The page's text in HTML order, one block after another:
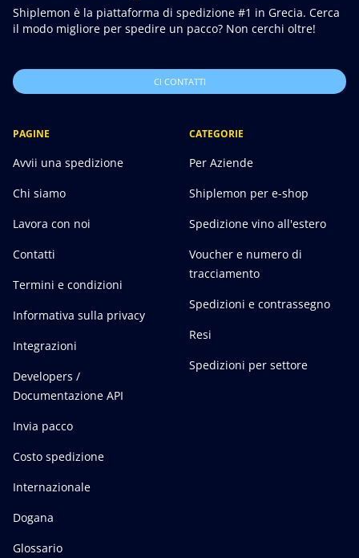
Shiplemon è la piattaforma di spedizione #1 in Grecia. Cerca
il modo migliore per spedire un pacco? Non cerchi oltre!
CI CONTATTI
PAGINE
Avvii una spedizione
Chi siamo
Lavora con noi
Contatti
Termini e condizioni
Informativa sulla privacy
Integrazioni
Developers /
Documentazione API
Invia pacco
Costo spedizione
Internazionale
Dogana
Glossario
CATEGORIE
Per Aziende
Shiplemon per e-shop
Spedizione vino all'estero
Voucher e numero di
tracciamento
Spedizioni e contrassegno
Resi
Spedizioni per settore